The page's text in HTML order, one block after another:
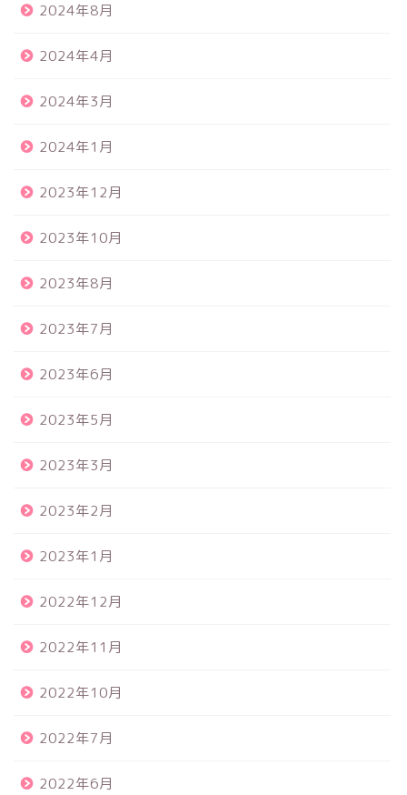
2024年8月
2024年4月
2024年3月
2024年1月
2023年12月
2023年10月
2023年8月
2023年7月
2023年6月
2023年5月
2023年3月
2023年2月
2023年1月
2022年12月
2022年11月
2022年10月
2022年7月
2022年6月